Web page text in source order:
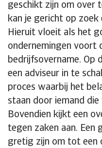
geschikt zijn om over
kan je gericht op zoek
Hieruit vloeit als het
ondernemingen voort
bedrijfsovername. Op
een adviseur in te
proces waarbij het
staan door iemand
Bovendien kijkt een
tegen zaken aan. Een
gretig zijn om tot een